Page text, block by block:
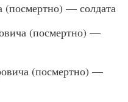
— солдата
(посмертно) —
(посмертно) —